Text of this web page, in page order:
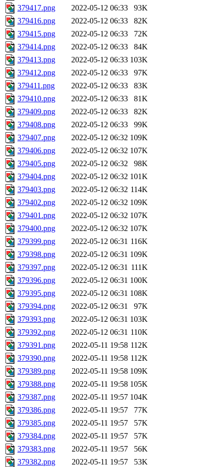
379417.png
2022-05-12 06:33
93K
379416.png
2022-05-12 06:33
82K
379415.png
2022-05-12 06:33
72K
379414.png
2022-05-12 06:33
84K
379413.png
2022-05-12 06:33 103K
379412.png
2022-05-12 06:33
97K
379411.png
2022-05-12 06:33
83K
379410.png
2022-05-12 06:33
81K
379409.png
2022-05-12 06:33
82K
379408.png
2022-05-12 06:33
99K
379407.png
2022-05-12 06:32 109K
379406.png
2022-05-12 06:32 107K
379405.png
2022-05-12 06:32
98K
379404.png
2022-05-12 06:32 101K
379403.png
2022-05-12 06:32 114K
379402.png
2022-05-12 06:32 109K
379401.png
2022-05-12 06:32 107K
379400.png
2022-05-12 06:32 107K
379399.png
2022-05-12 06:31 116K
379398.png
2022-05-12 06:31 109K
379397.png
2022-05-12 06:31 111K
379396.png
2022-05-12 06:31 100K
379395.png
2022-05-12 06:31 108K
379394.png
2022-05-12 06:31
97K
379393.png
2022-05-12 06:31 103K
379392.png
2022-05-12 06:31 110K
379391.png
2022-05-11 19:58 112K
379390.png
2022-05-11 19:58 112K
379389.png
2022-05-11 19:58 109K
379388.png
2022-05-11 19:58 105K
379387.png
2022-05-11 19:57 104K
379386.png
2022-05-11 19:57
77K
379385.png
2022-05-11 19:57
57K
379384.png
2022-05-11 19:57
57K
379383.png
2022-05-11 19:57
56K
379382.png
2022-05-11 19:57
53K